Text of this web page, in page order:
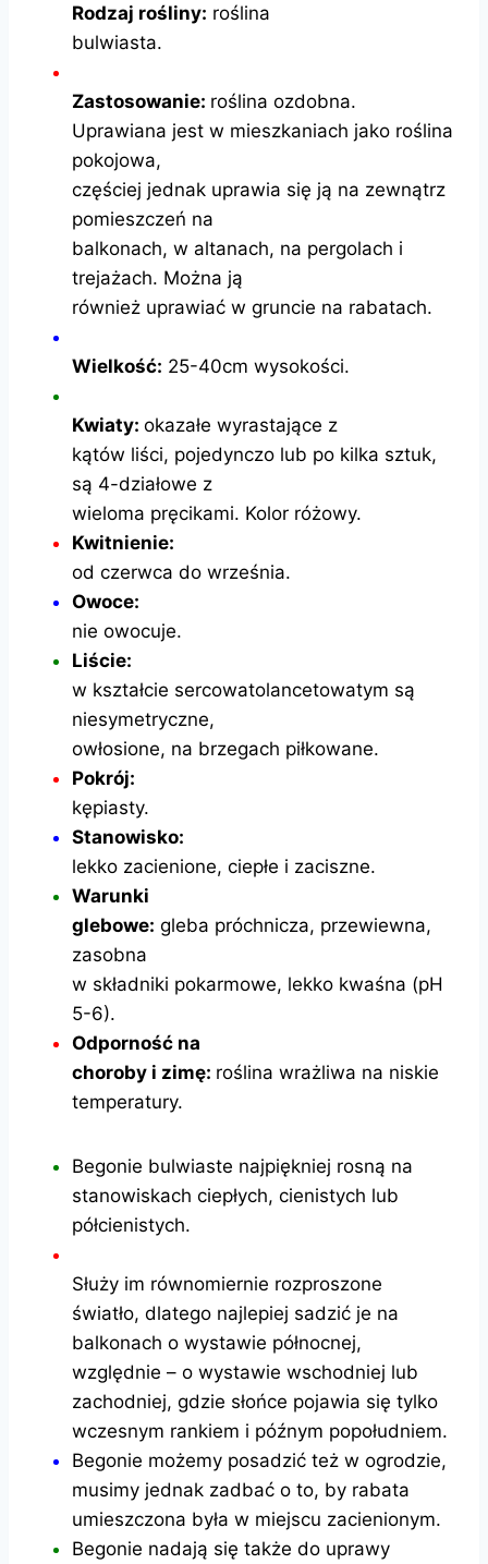
Rodzaj rośliny: roślina
bulwiasta.
Zastosowanie: roślina ozdobna.
Uprawiana jest w mieszkaniach jako roślina
pokojowa,
częściej jednak uprawia się ją na zewnątrz
pomieszczeń na
balkonach, w altanach, na pergolach i
trejażach. Można ją
również uprawiać w gruncie na rabatach.
Wielkość: 25-40cm wysokości.
Kwiaty: okazałe wyrastające z
kątów liści, pojedynczo lub po kilka sztuk,
są 4-działowe z
wieloma pręcikami. Kolor różowy.
Kwitnienie:
od czerwca do września.
Owoce:
nie owocuje.
Liście:
w kształcie sercowatolancetowatym są
niesymetryczne,
owłosione, na brzegach piłkowane.
Pokrój:
kępiasty.
Stanowisko:
lekko zacienione, ciepłe i zaciszne.
Warunki
glebowe: gleba próchnicza, przewiewna,
zasobna
w składniki pokarmowe, lekko kwaśna (pH
5-6).
Odporność na
choroby i zimę: roślina wrażliwa na niskie
temperatury.
Begonie bulwiaste najpiękniej rosną na
stanowiskach ciepłych, cienistych lub
półcienistych.
Służy im równomiernie rozproszone
światło, dlatego najlepiej sadzić je na
balkonach o wystawie północnej,
względnie – o wystawie wschodniej lub
zachodniej, gdzie słońce pojawia się tylko
wczesnym rankiem i późnym popołudniem.
Begonie możemy posadzić też w ogrodzie,
musimy jednak zadbać o to, by rabata
umieszczona była w miejscu zacienionym.
Begonie nadają się także do uprawy